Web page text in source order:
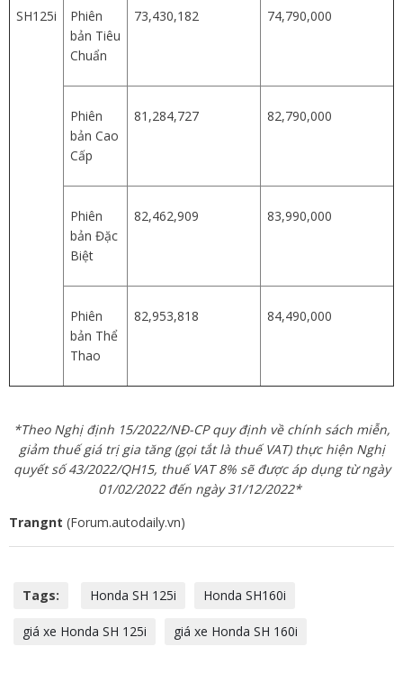
SH125i
Phiên
bản Tiêu
Chuẩn
73,430,182 74,790,000
Phiên
bản Cao
Cấp
81,284,727 82,790,000
Phiên
bản Đặc
Biệt
82,462,909 83,990,000
Phiên
bản Thể
Thao
82,953,818 84,490,000
*Theo Nghị định 15/2022/NĐ-CP quy định về chính sách miễn,
giảm thuế giá trị gia tăng (gọi tắt là thuế VAT) thực hiện Nghị
quyết số 43/2022/QH15, thuế VAT 8% sẽ được áp dụng từ ngày
01/02/2022 đến ngày 31/12/2022*
Trangnt (Forum.autodaily.vn)
Tags: Honda SH 125i Honda SH160i
giá xe Honda SH 125i giá xe Honda SH 160i